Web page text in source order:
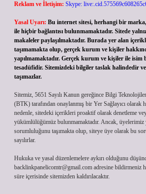
Reklam ve İletişim: Skype:
Yasal Uyarı: Bu internet sitesi, herhangi bir
ile hiçbir bağlantısı bulunmamaktadır. Sitede
makaleler paylaşılmaktadır. Burada yer alan
taşımamakta olup, gerçek kurum ve kişiler
yapılmamaktadır. Gerçek kurum ve kişiler ile isim
tesadüfidir. Sitemizdeki bilgiler taslak halindedir
taşımazlar.
Sitemiz, 5651 Sayılı Kanun gereğince Bilgi
(BTK) tarafından onaylanmış bir Yer Sağlayıcı olarak
nedenle, sitedeki içerikleri proaktif olarak denetleme
yükümlülüğümüz bulunmamaktadır. Ancak, üyelerimiz
sorumluluğunu taşımakta olup, siteye üye olarak bu
sayılırlar.
Hukuka ve yasal düzenlemelere aykırı olduğunu
backlinkpanelicomtr@gmail.com adresine bildirmeniz
süre içerisinde sitemizden kaldırılacaktır.